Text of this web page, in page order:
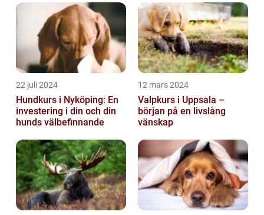
22 juli 2024
Hundkurs i Nyköping: En
investering i din och din
hunds välbefinnande
12 mars 2024
Valpkurs i Uppsala –
början på en livslång
vänskap